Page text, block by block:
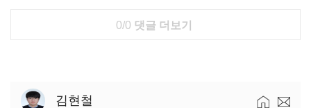
0/0 댓글 더보기
김현철